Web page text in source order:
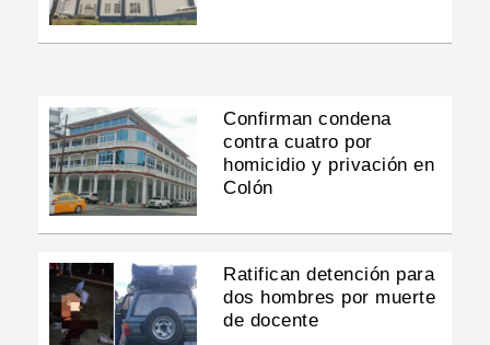
Confirman condena
contra cuatro por
homicidio y privación en
Colón
Ratifican detención para
dos hombres por muerte
de docente